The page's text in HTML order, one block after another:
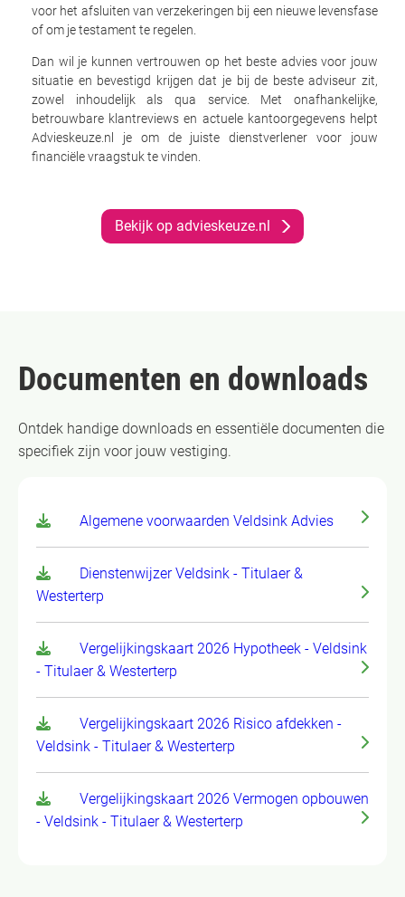
voor het afsluiten van verzekeringen bij een nieuwe levensfase
of om je testament te regelen.
Dan wil je kunnen vertrouwen op het beste advies voor jouw
situatie en bevestigd krijgen dat je bij de beste adviseur zit,
zowel inhoudelijk als qua service. Met onafhankelijke,
betrouwbare klantreviews en actuele kantoorgegevens helpt
Advieskeuze.nl je om de juiste dienstverlener voor jouw
financiële vraagstuk te vinden.
Bekijk op advieskeuze.nl
Documenten en downloads
Ontdek handige downloads en essentiële documenten die
specifiek zijn voor jouw vestiging.
Algemene voorwaarden Veldsink Advies
Dienstenwijzer Veldsink - Titulaer &
Westerterp
Vergelijkingskaart 2026 Hypotheek - Veldsink
- Titulaer & Westerterp
Vergelijkingskaart 2026 Risico afdekken -
Veldsink - Titulaer & Westerterp
Vergelijkingskaart 2026 Vermogen opbouwen
- Veldsink - Titulaer & Westerterp